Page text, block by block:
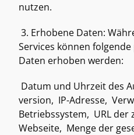
nutzen.
3. Erhobene Daten:
Services können
Daten erhoben werden:
Datum und Uhrzeit des
version,  IP-Adresse,
Betriebssystem,  URL
Webseite,  Menge der